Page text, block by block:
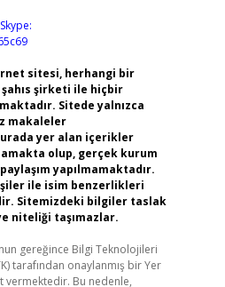
Skype:
sitesi, herhangi bir
şirketi ile hiçbir
Sitede yalnızca
makaleler
yer alan içerikler
olup, gerçek kurum
yapılmamaktadır.
ile isim benzerlikleri
Sitemizdeki bilgiler taslak
niteliği taşımazlar.
gereğince Bilgi Teknolojileri
tarafından onaylanmış bir Yer
vermektedir. Bu nedenle,